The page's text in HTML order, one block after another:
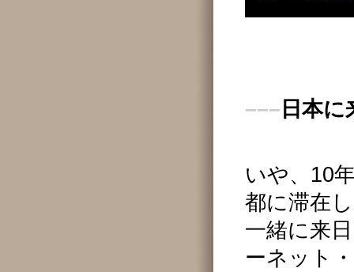
––– 日本
いや、10
都に滞在
一緒に来
ーネット